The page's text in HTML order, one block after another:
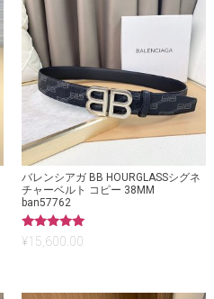
バレンシアガ BB HOURGLASSシグネ
チャーベルト コピー 38MM
ban57762
5段階中
5.00
¥15,600.00